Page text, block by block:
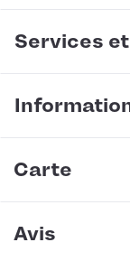
Services
Carte
Avis